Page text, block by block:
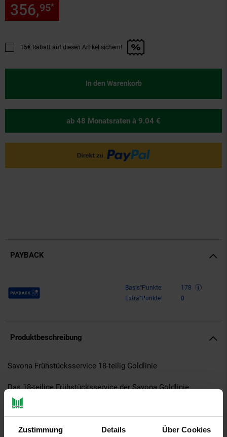
Zustimmung Details Über Cookies
356,95*
Promotion "15€ Rabatt auf diesen Artikel sichern!" anwenden
15€ Rabatt auf diesen Artikel sichern!
In den Warenkorb
ab 48 Monatsraten à 9.04 €
PAYBACK
Payback Punkte Basis°Punkte:
178
Extra°Punkte:
0
Produktbeschreibung
Savona Frühstücksservice 18-teilig Goldlinie
Das 18-teilige Frühstücksservice der Savona Goldlinie
überzeugt durch modernes, elegantes Design und hohe
Alltagstauglichkeit. Die cremefarbenen Artikel mit dezentem
goldfarbenem Rand verbinden schlichte Eleganz mit
harmonischen Formen und hochwertiger Verarbeitung. Das Set